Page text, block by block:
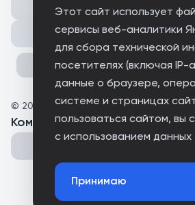
Этот сайт использует
сервисы веб-аналитики
для сбора технической
посетителях (включая IP-
данные о браузере,
системе и страницах
пользоваться сайтом, вы
с использованием данных
Принимаю
Поделиться
© 2026 Нет лейбла
Комментарии(0 )